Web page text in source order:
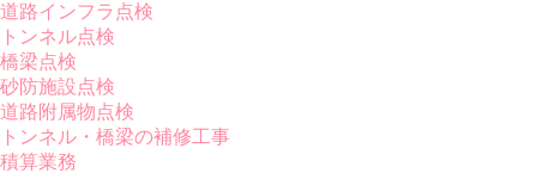
道路インフラ点検
トンネル点検
橋梁点検
砂防施設点検
道路附属物点検
トンネル・橋梁の補修工事
積算業務